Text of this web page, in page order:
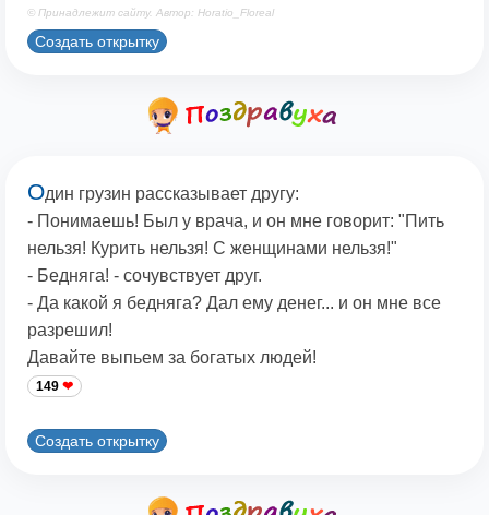
© Принадлежит сайту. Автор: Horatio_Floreal
Создать открытку
Один грузин рассказывает другу:
- Понимаешь! Был у врача, и он мне говорит: "Пить
нельзя! Курить нельзя! С женщинами нельзя!"
- Бедняга! - сочувствует друг.
- Да какой я бедняга? Дал ему денег... и он мне все
разрешил!
Давайте выпьем за богатых людей!
149
Создать открытку